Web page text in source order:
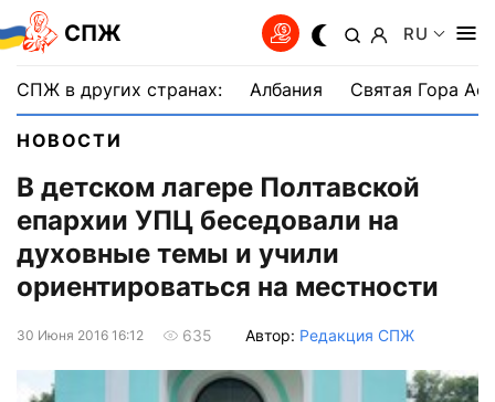
СПЖ RU
СПЖ в других странах: Албания Святая Гора
НОВОСТИ
В детском лагере Полтавской
епархии УПЦ беседовали на
духовные темы и учили
ориентироваться на местности
30 Июня 2016 16:12 635 Автор: Редакция СПЖ